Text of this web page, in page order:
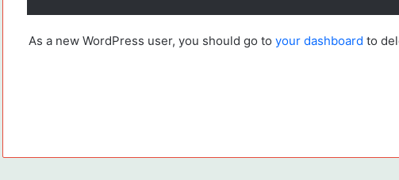
As a new WordPress user, you should go to your dashboard to